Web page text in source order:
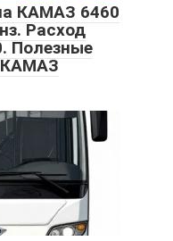
КАМАЗ 6460
Расход
Полезные
КАМАЗ